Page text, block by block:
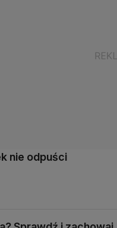
nie odpuści